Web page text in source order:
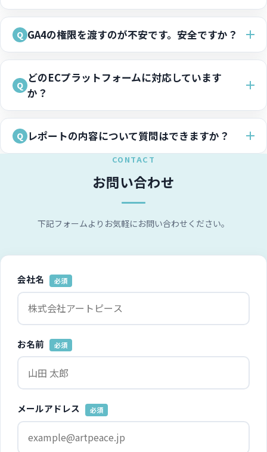
GA4の権限を渡すのが不安です。安全ですか？
どのECプラットフォームに対応しています
か？
レポートの内容について質問はできますか？
CONTACT
お問い合わせ
下記フォームよりお気軽にお問い合わせください。
会社名 必須
お名前 必須
メールアドレス 必須